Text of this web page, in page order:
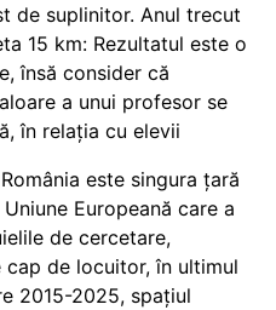
de suplinitor. Anul trecut
15 km: Rezultatul este o
însă consider că
a unui profesor se
în relația cu elevii
este singura țară
Europeană care a
de cercetare,
cap de locuitor, în ultimul
2015-2025, spațiul